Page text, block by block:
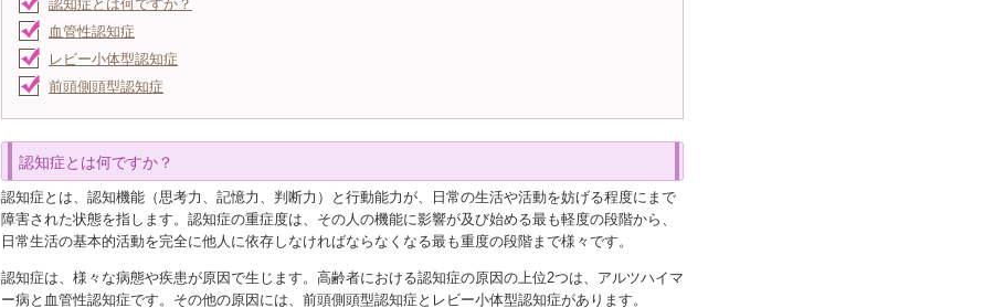
認知症とは何ですか？
血管性認知症
レビー小体型認知症
前頭側頭型認知症
認知症とは何ですか？
認知症とは、認知機能（思考力、記憶力、判断力）と行動能力が、日常の生活や活動を妨げる程度にまで
障害された状態を指します。認知症の重症度は、その人の機能に影響が及び始める最も軽度の段階から、
日常生活の基本的活動を完全に他人に依存しなければならなくなる最も重度の段階まで様々です。
認知症は、様々な病態や疾患が原因で生じます。高齢者における認知症の原因の上位2つは、アルツハイマ
ー病と血管性認知症です。その他の原因には、前頭側頭型認知症とレビー小体型認知症があります。